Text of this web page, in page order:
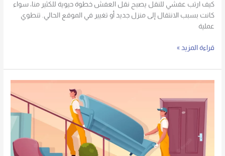
كيف ارتب عفشي للنقل يصبح نقل العفش خطوة حيوية للكثير منا، سواء
كانت بسبب الانتقال إلى منزل جديد أو تغيير في الموقع الحالي. تنطوي
عملية
قراءة المزيد »
ارخص